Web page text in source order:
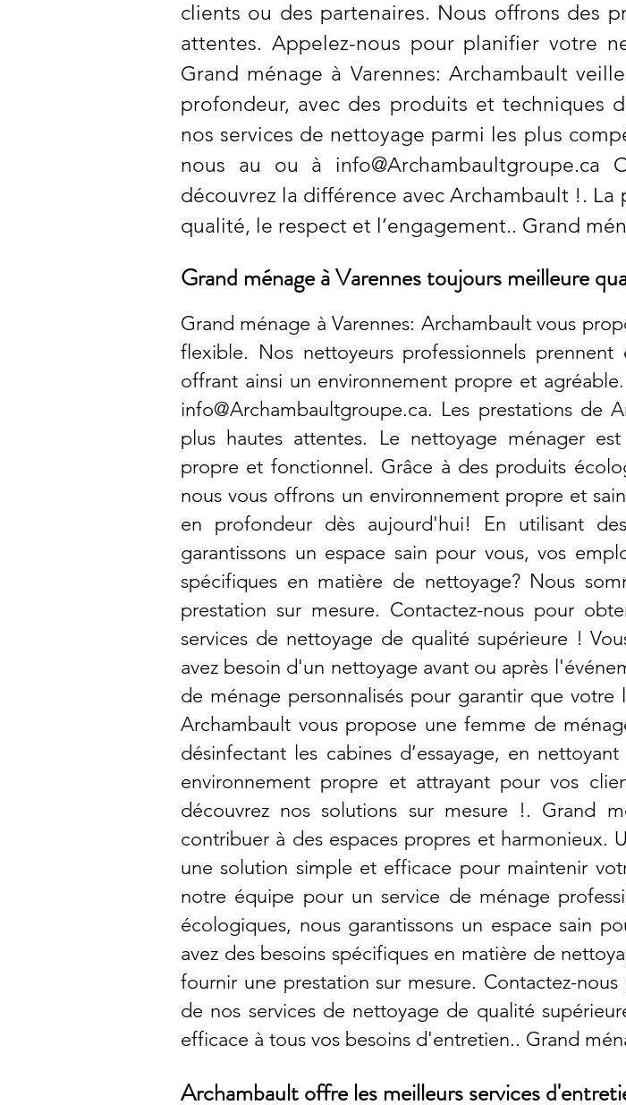
clients ou des partenaires. Nous offrons des
attentes. Appelez-nous pour planifier votre
Grand ménage à Varennes: Archambault
profondeur, avec des produits et techniques
nos services de nettoyage parmi les plus
nous au ou à info@Archambaultgroupe.ca
découvrez la différence avec Archambault !.
qualité, le respect et l’engagement.. Grand
Grand ménage à Varennes toujours meilleure
Grand ménage à Varennes: Archambault vous
flexible. Nos nettoyeurs professionnels
offrant ainsi un environnement propre et
info@Archambaultgroupe.ca. Les prestations de
plus hautes attentes. Le nettoyage ménager
propre et fonctionnel. Grâce à des produits
nous vous offrons un environnement propre et
en profondeur dès aujourd'hui! En utilisant
garantissons un espace sain pour vous, vos
spécifiques en matière de nettoyage? Nous
prestation sur mesure. Contactez-nous pour
services de nettoyage de qualité supérieure !
avez besoin d'un nettoyage avant ou après
de ménage personnalisés pour garantir que
Archambault vous propose une femme de
désinfectant les cabines d’essayage, en
environnement propre et attrayant pour vos
découvrez nos solutions sur mesure !. Grand
contribuer à des espaces propres et harmonieux.
une solution simple et efficace pour maintenir
notre équipe pour un service de ménage
écologiques, nous garantissons un espace sain
avez des besoins spécifiques en matière de
fournir une prestation sur mesure. Contactez-
de nos services de nettoyage de qualité
efficace à tous vos besoins d'entretien.. Grand
Archambault offre les meilleurs services